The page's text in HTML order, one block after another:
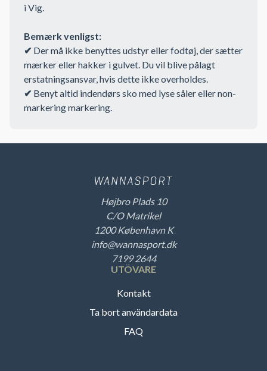
i Vig.
Bemærk venligst:
✔ Der må ikke benyttes udstyr eller fodtøj, der sætter
mærker eller hakker i gulvet. Du vil blive pålagt
erstatningsansvar, hvis dette ikke overholdes.
✔ Benyt altid indendørs sko med lyse såler eller non-
markering markering.
Højbro Plads 10
C/O Matrikel
1200 København K
info@wannasport.dk
7199 2644
UTÖVARE
Kontakt
Ta bort användardata
FAQ